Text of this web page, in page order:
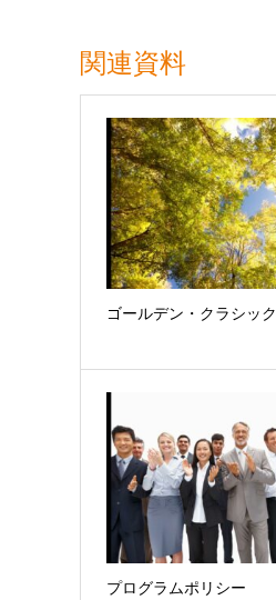
関連資料
ゴールデン・クラシック
プログラムポリシー